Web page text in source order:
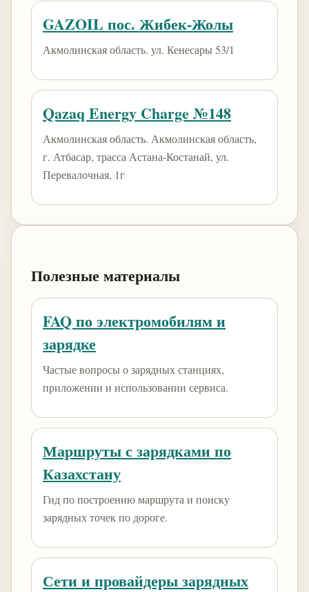
GAZOIL пос. Жибек-Жолы
Акмолинская область. ул. Кенесары 53/1
Qazaq Energy Charge №148
Акмолинская область. Акмолинская область,
г. Атбасар, трасса Астана-Костанай, ул.
Перевалочная, 1г
Полезные материалы
FAQ по электромобилям и
зарядке
Частые вопросы о зарядных станциях,
приложении и использовании сервиса.
Маршруты с зарядками по
Казахстану
Гид по построению маршрута и поиску
зарядных точек по дороге.
Сети и провайдеры зарядных